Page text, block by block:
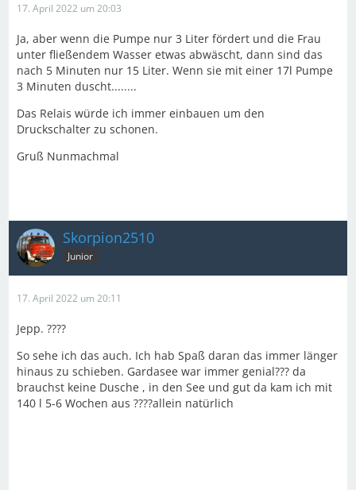
17. April 2022 um 20:03
Ja, aber wenn die Pumpe nur 3 Liter fördert und die Frau
unter fließendem Wasser etwas abwäscht, dann sind das
nach 5 Minuten nur 15 Liter. Wenn sie mit einer 17l Pumpe
3 Minuten duscht........
Das Relais würde ich immer einbauen um den
Druckschalter zu schonen.
Gruß Nunmachmal
Skorpion2510
Junior
17. April 2022 um 20:11
Jepp. ????
So sehe ich das auch. Ich hab Spaß daran das immer länger
hinaus zu schieben. Gardasee war immer genial??? da
brauchst keine Dusche , in den See und gut da kam ich mit
140 l 5-6 Wochen aus ????allein natürlich